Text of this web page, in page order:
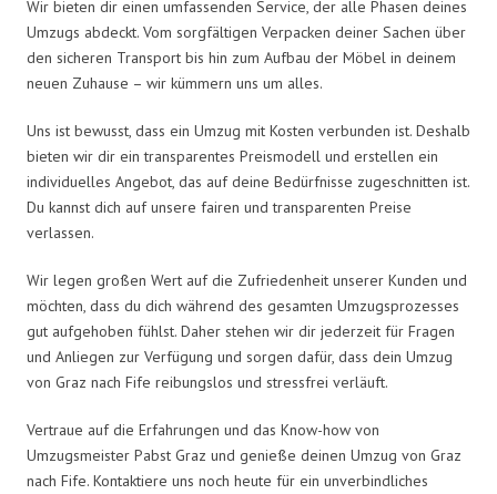
Wir bieten dir einen umfassenden Service, der alle Phasen deines
Umzugs abdeckt. Vom sorgfältigen Verpacken deiner Sachen über
den sicheren Transport bis hin zum Aufbau der Möbel in deinem
neuen Zuhause – wir kümmern uns um alles.
Uns ist bewusst, dass ein Umzug mit Kosten verbunden ist. Deshalb
bieten wir dir ein transparentes Preismodell und erstellen ein
individuelles Angebot, das auf deine Bedürfnisse zugeschnitten ist.
Du kannst dich auf unsere fairen und transparenten Preise
verlassen.
Wir legen großen Wert auf die Zufriedenheit unserer Kunden und
möchten, dass du dich während des gesamten Umzugsprozesses
gut aufgehoben fühlst. Daher stehen wir dir jederzeit für Fragen
und Anliegen zur Verfügung und sorgen dafür, dass dein Umzug
von Graz nach Fife reibungslos und stressfrei verläuft.
Vertraue auf die Erfahrungen und das Know-how von
Umzugsmeister Pabst Graz und genieße deinen Umzug von Graz
nach Fife. Kontaktiere uns noch heute für ein unverbindliches